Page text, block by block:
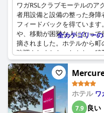
ワガRSLクラブモーテルの
者用設備と設備の整った身
フィードバックを得ていま
や、移動が困難な人にとっ
摘されました。ホテルから
強調されました。しかし、
となる大きな階段があるな
た。階段で荷物を運ぶのが不
なくRSLでとる必要があるこ
りアクセスしやすい部屋を予
を軽減できる可能性がありま
全カテゴリー
ホテル ワ
7.9 良い